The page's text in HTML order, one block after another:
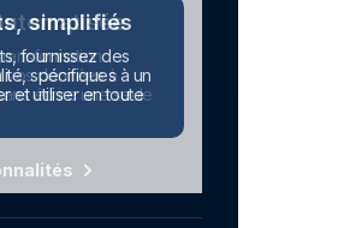
simplifiés
fournissez des
spécifiques à un
et utiliser en toute